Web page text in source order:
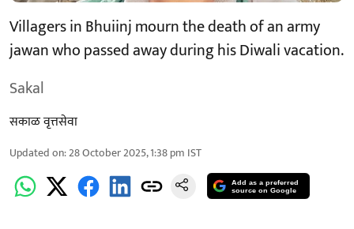
Villagers in Bhuiinj mourn the death of an army
jawan who passed away during his Diwali vacation.
Sakal
सकाळ वृत्तसेवा
Updated on:28 October 2025, 1:38 pm IST
Add as a preferred
source on Google